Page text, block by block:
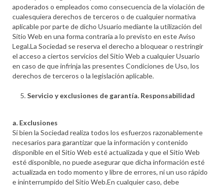
apoderados o empleados como consecuencia de la violación de
cualesquiera derechos de terceros o de cualquier normativa
aplicable por parte de dicho Usuario mediante la utilización del
Sitio Web en una forma contraria a lo previsto en este Aviso
Legal.La Sociedad se reserva el derecho a bloquear o restringir
el acceso a ciertos servicios del Sitio Web a cualquier Usuario
en caso de que infrinja las presentes Condiciones de Uso, los
derechos de terceros o la legislación aplicable.
Servicio y exclusiones de garantía. Responsabilidad
a. Exclusiones
Si bien la Sociedad realiza todos los esfuerzos razonablemente
necesarios para garantizar que la información y contenido
disponible en el Sitio Web esté actualizada y que el Sitio Web
esté disponible, no puede asegurar que dicha información esté
actualizada en todo momento y libre de errores, ni un uso rápido
e ininterrumpido del Sitio Web.En cualquier caso, debe